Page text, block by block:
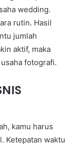
wedding.
rutin. Hasil
jumlah
aktif, maka
fotografi.
kamu harus
Ketepatan waktu